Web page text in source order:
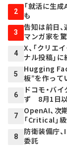
2
「就活に生
も
3
告知は前日
マンガ家を
4
X、「クリエ
ナル投稿」
5
Hugging
板”を作っ
6
ドコモ・バ
ず 8月1日以
7
OpenAI、次
「Critical」
8
防衛装備庁
委託